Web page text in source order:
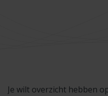
Je wilt overzicht hebben